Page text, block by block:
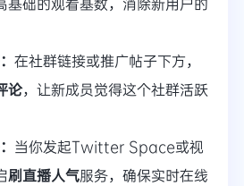
在社群链接或推广帖子下方，
论，让新成员觉得这个社群活跃
当你发起Twitter Space或视
刷直播人气服务，确保实时在线